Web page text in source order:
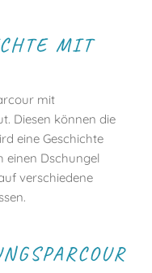
MIT
mit
Diesen können die
eine Geschichte
einen Dschungel
verschiedene